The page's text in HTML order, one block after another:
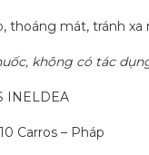
thoáng mát, tránh
không có tác
INELDEA
– Pháp